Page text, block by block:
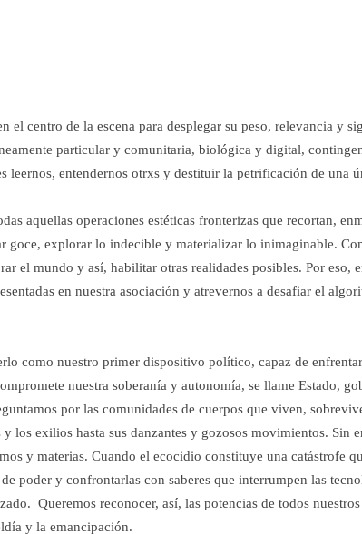
centro de la escena para desplegar su peso, relevancia y
particular y comunitaria, biológica y digital,
leernos, entendernos otrxs y destituir la petrificación de una
aquellas operaciones estéticas fronterizas que recortan,
goce, explorar lo indecible y materializar lo inimaginable.
el mundo y así, habilitar otras realidades posibles. Por eso,
en nuestra asociación y atrevernos a desafiar el
como nuestro primer dispositivo político, capaz de
nuestra soberanía y autonomía, se llame Estado,
por las comunidades de cuerpos que viven,
los exilios hasta sus danzantes y gozosos movimientos. Sin
y materias. Cuando el ecocidio constituye una catástrofe
poder y confrontarlas con saberes que interrumpen las
Queremos reconocer, así, las potencias de todos
y la emancipación.